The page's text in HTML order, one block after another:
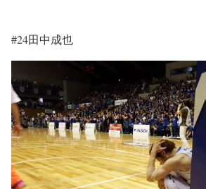
#24田中成也